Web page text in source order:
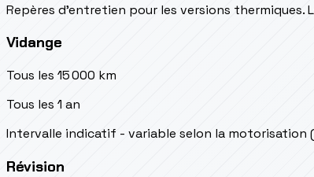
Repères d’entretien pour les versions
Vidange
Tous les 15 000 km
Tous les 1 an
Intervalle indicatif - variable selon la
Révision